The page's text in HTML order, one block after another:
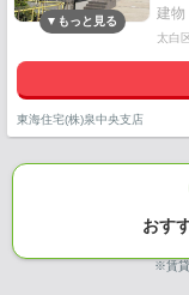
建物
太白
東海住宅(株)泉中央支店
おす
※賃貸